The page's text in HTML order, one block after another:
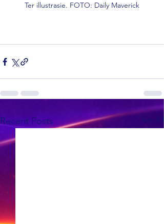
Ter illustrasie. FOTO: Daily Maverick
Recent Posts See All